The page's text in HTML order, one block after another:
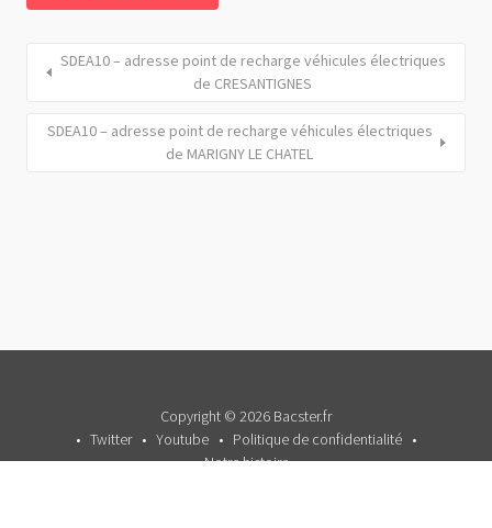
SDEA10 – adresse point de recharge véhicules électriques
de CRESANTIGNES
SDEA10 – adresse point de recharge véhicules électriques
de MARIGNY LE CHATEL
Copyright © 2026 Bacster.fr
Twitter
Youtube
Politique de confidentialité
Notre histoire